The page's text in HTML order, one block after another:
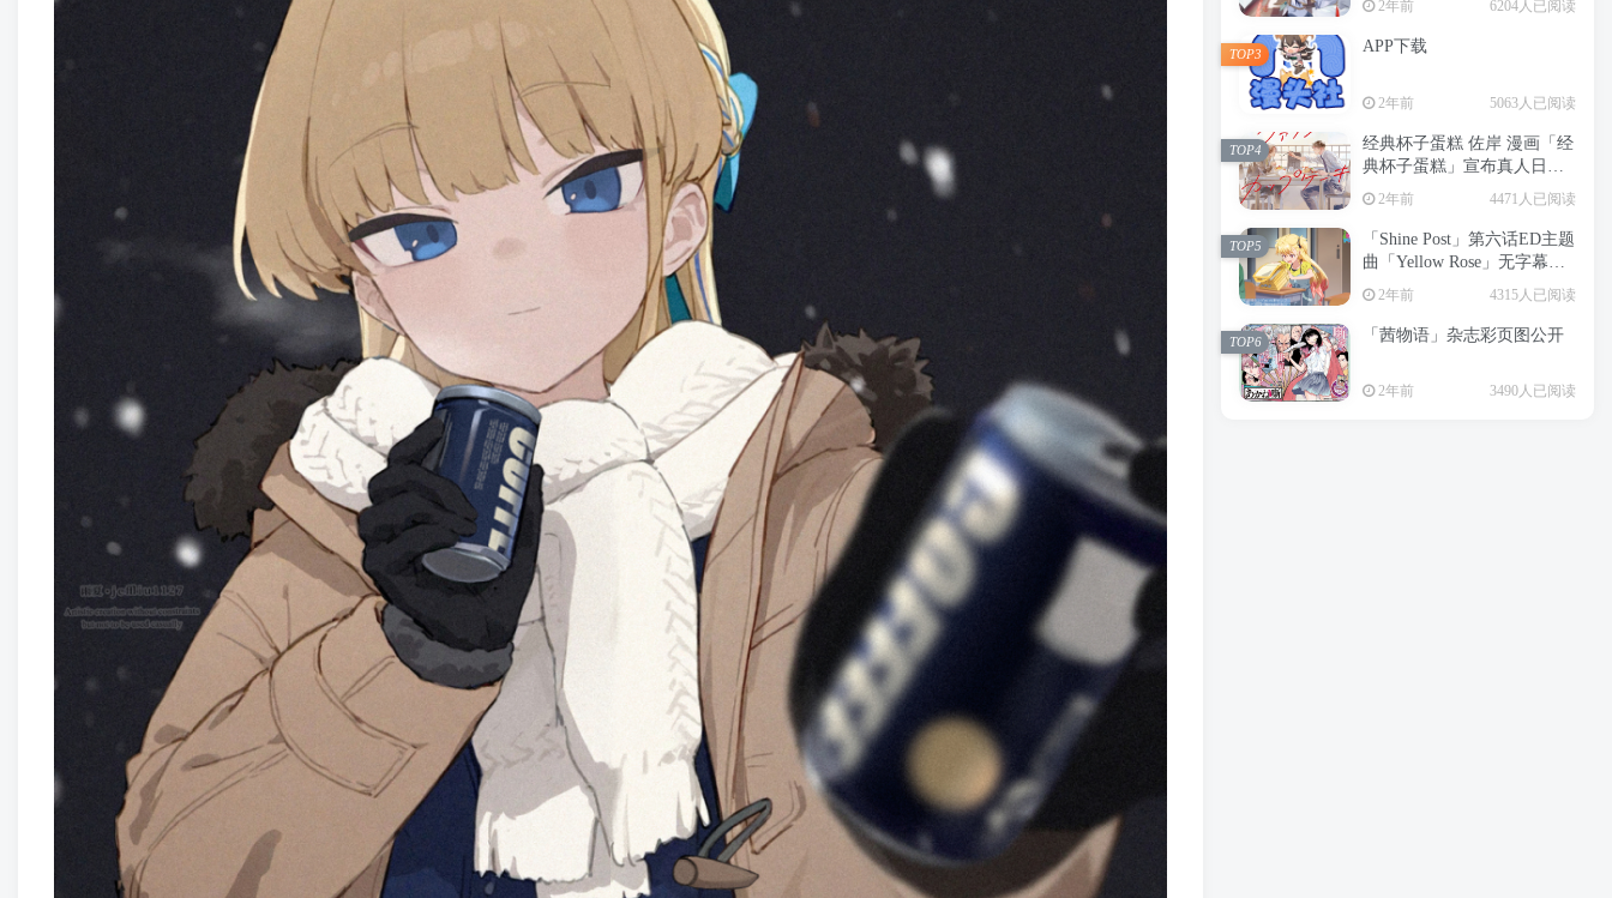
2年前 6204人已阅读
APP下载
2年前 5063人已阅读
TOP3
经典杯子蛋糕 佐岸 漫画「经
典杯子蛋糕」宣布真人日剧
化
2年前 4471人已阅读
TOP4
「Shine Post」第六话ED主题
曲「Yellow Rose」无字幕MV
公开
2年前 4315人已阅读
TOP5
「茜物语」杂志彩页图公开
2年前 3490人已阅读
TOP6
8721人已阅读
overlord卢贝多的龙王谁厉害
「Overlord」露普斯蕾琪娜·贝塔手办开...
申鹤原神wiki 申鹤诞辰祭
2年前 6204人已阅读
TOP2
APP下载
2年前 5063人已阅读
TOP3
经典杯子蛋糕 佐岸 漫画「经
典杯子蛋糕」宣布真人日剧
TOP4